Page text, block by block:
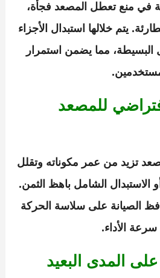
في منع تعطل المصعد فجأة،
يتم خلالها استبدال الأجزاء
البسيطة، مما يضمن استمرار
للمصعد
تزيد من عمر مكوناته وتقلل
الاستبدال الشامل باهظ الثمن.
الصيانة على سلاسة الحركة
الأداء.
المدى البعيد